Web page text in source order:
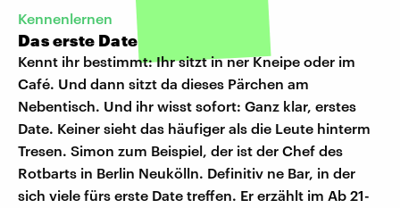
Kennenlernen
Das erste Date
Kennt ihr bestimmt: Ihr sitzt in ner Kneipe oder im
Café. Und dann sitzt da dieses Pärchen am
Nebentisch. Und ihr wisst sofort: Ganz klar, erstes
Date. Keiner sieht das häufiger als die Leute hinterm
Tresen. Simon zum Beispiel, der ist der Chef des
Rotbarts in Berlin Neukölln. Definitiv ne Bar, in der
sich viele fürs erste Date treffen. Er erzählt im Ab 21-